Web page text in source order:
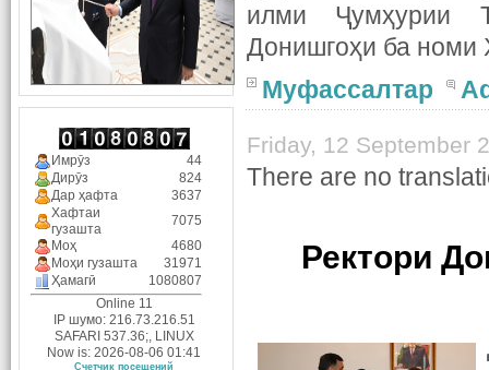
Имрӯз
44
Дирӯз
824
Дар ҳафта
3637
Хафтаи
гузашта
7075
Моҳ
4680
Моҳи гузашта
31971
Ҳамагӣ
1080807
Online 11
IP шумо: 216.73.216.51
SAFARI 537.36;, LINUX
Now is: 2026-08-06 01:41
Счетчик посещений
илми Ҷумҳурии
Донишгоҳи ба номи
Муфассалтар
Friday, 12 September
There are no
Ректори